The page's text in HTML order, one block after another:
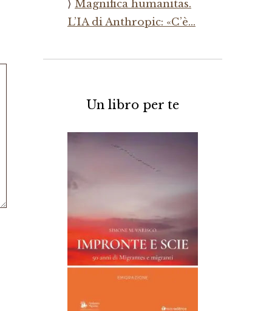
Magnifica humanitas.
L’IA di Anthropic: «C’è…
Un libro per te